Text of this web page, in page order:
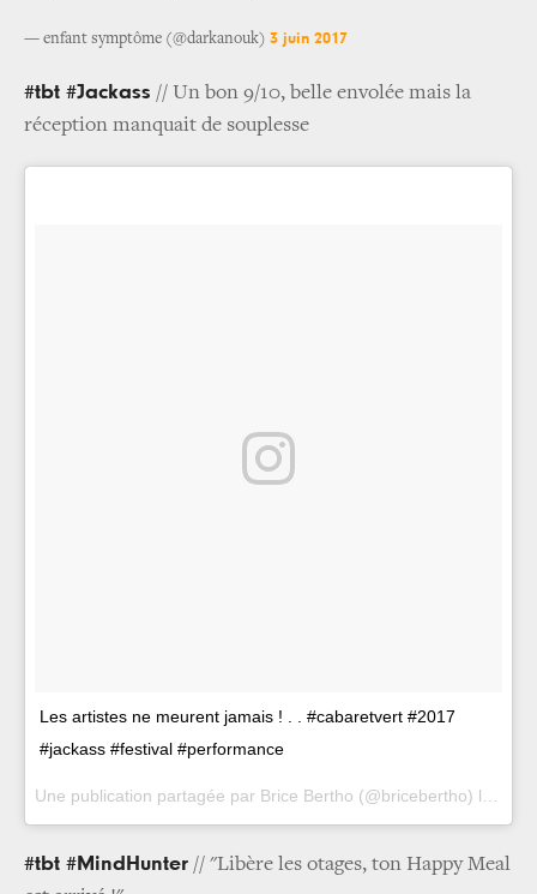
— enfant symptôme (@darkanouk) 3 juin 2017
#tbt #Jackass // Un bon 9/10, belle envolée mais la
réception manquait de souplesse
Les artistes ne meurent jamais ! . . #cabaretvert #2017
#jackass #festival #performance
#tbt #MindHunter // "Libère les otages, ton Happy Meal